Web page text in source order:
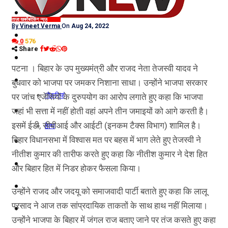
कारोबार
शिक्षा
नौकरियां
जीवन शैली
हेल्थ
क्राइम
कृषि
धर्म
विज्ञान तकनीकी
ताज़ा खबरेंब्रेकिंग न्यूज़
By Vineet Verma On Aug 24, 2022
0 576
Share
पटना । बिहार के उप मुख्यमंत्री और राजद नेता तेजस्वी यादव ने
बुधवार को भाजपा पर जमकर निशाना साधा। उन्होंने भाजपा सरकार
पर जांच एजेंसियों के दुरुपयोग का आरोप लगाते हुए कहा कि भाजपा
जहां भी सत्ता में नहीं होती वहां अपने तीन जमाइयों को आगे करती है।
इसमें ईडी, सीबीआई और आईटी (इनकम टैक्स विभाग) शामिल है।
बिहार विधानसभा में विश्वास मत पर बहस में भाग लेते हुए तेजस्वी ने
नीतीश कुमार की तारीफ करते हुए कहा कि नीतीश कुमार ने देश हित
और बिहार हित में निडर होकर फैसला किया।
उन्होंने राजद और जदयू को समाजवादी पार्टी बताते हुए कहा कि लालू
प्रसाद ने आज तक सांप्रदायिक ताकतों के साथ हाथ नहीं मिलाया।
उन्होंने भाजपा के बिहार में जंगल राज बताए जाने पर तंज कसते हुए कहा